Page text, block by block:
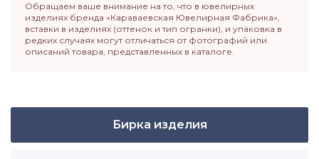
Обращаем ваше внимание на то, что в ювелирных
изделиях бренда «Караваевская Ювелирная Фабрика»,
вставки в изделиях (оттенок и тип огранки), и упаковка в
редких случаях могут отличаться от фотографий или
описаний товара, представленных в каталоге.
Бирка изделия